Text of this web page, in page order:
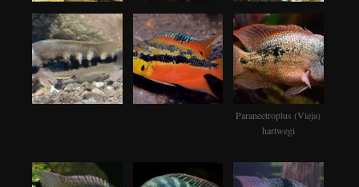
Paraneetroplus (Vieja)
hartwegi